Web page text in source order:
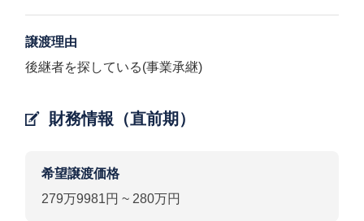
譲渡理由
後継者を探している(事業承継)
財務情報（直前期）
希望譲渡価格
279万9981円 ~ 280万円